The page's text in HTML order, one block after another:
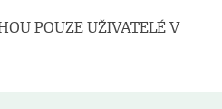
POUZE UŽIVATELÉ V